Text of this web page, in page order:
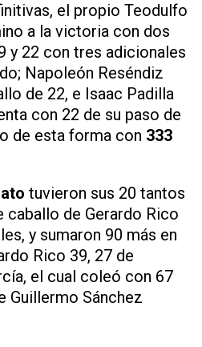
el propio Teodulfo
a la victoria con dos
y 22 con tres adicionales
Napoleón Reséndiz
de 22, e Isaac Padilla
con 22 de su paso de
de esta forma con 333
tuvieron sus 20 tantos
caballo de Gerardo Rico
y sumaron 90 más en
Rico 39, 27 de
el cual coleó con 67
Guillermo Sánchez